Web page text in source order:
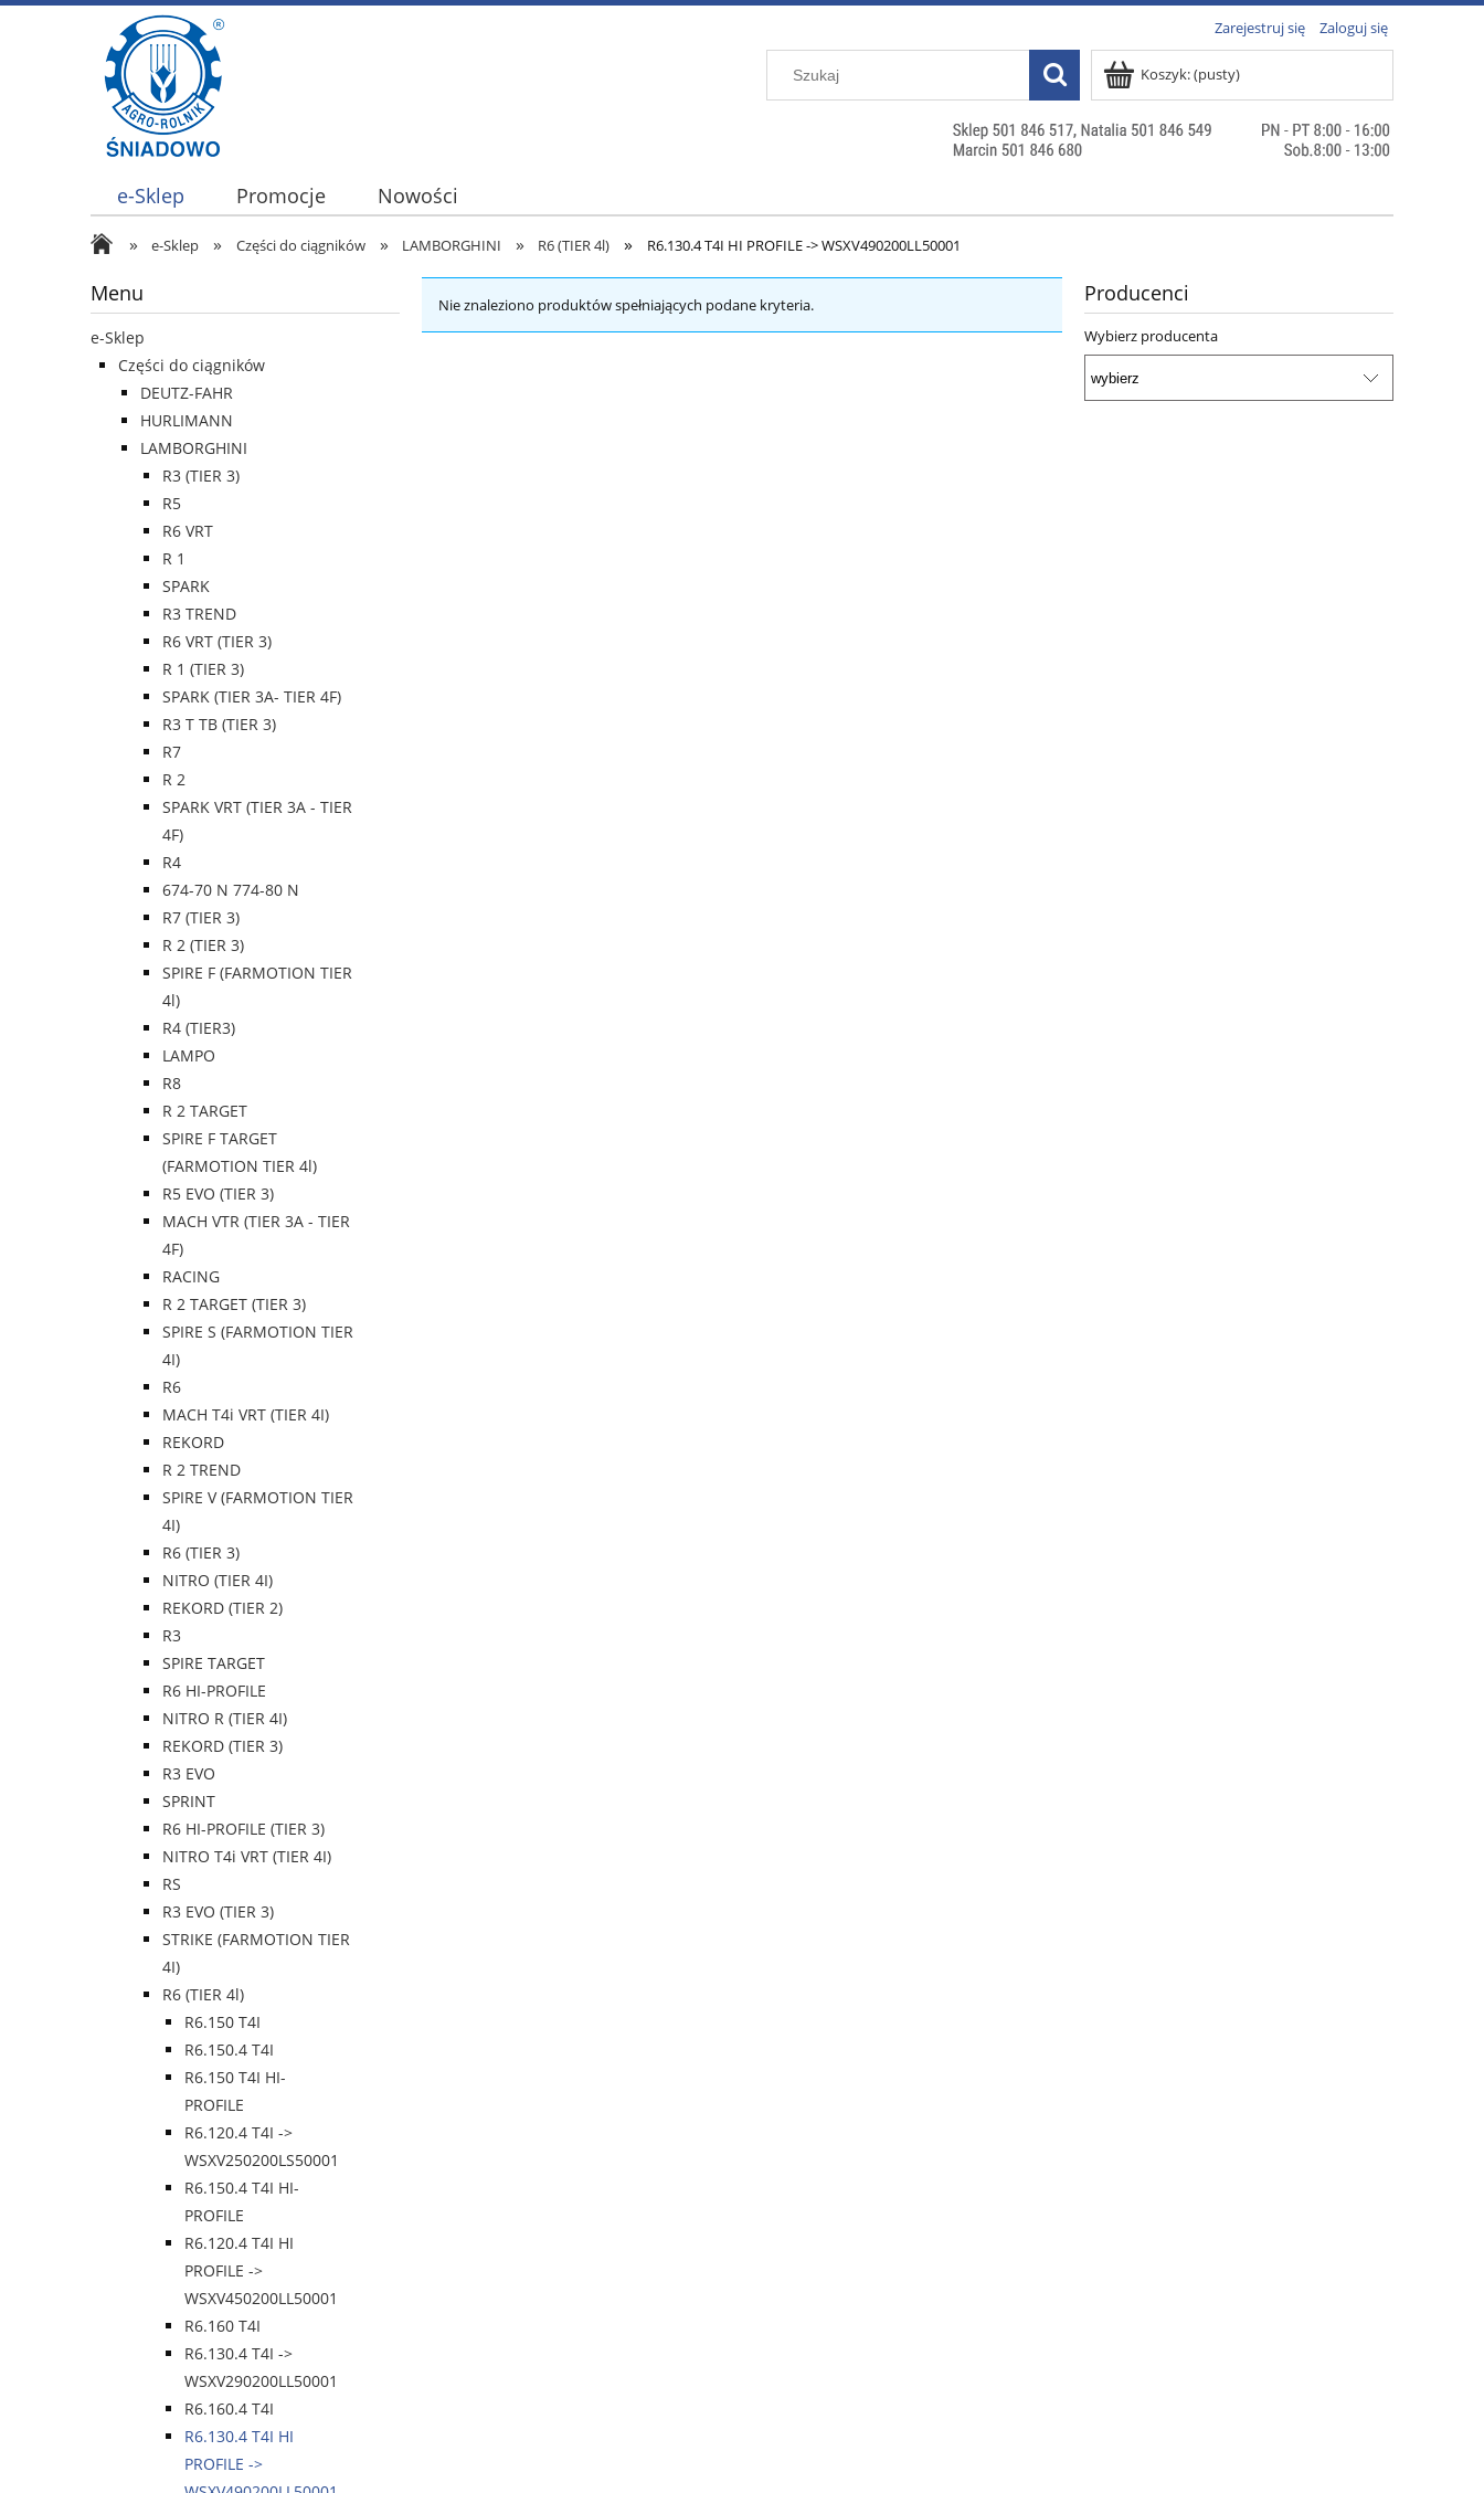
Zarejestruj się Zaloguj się
Koszyk:(pusty)
e-Sklep Promocje Nowości
» e-Sklep » Części do ciągników » LAMBORGHINI » R6 (TIER 4l) » R6.130.4 T4I HI PROFILE -> WSXV490200LL50001
Menu
e-Sklep
Części do ciągników
DEUTZ-FAHR
HURLIMANN
LAMBORGHINI
R3 (TIER 3)
R5
R6 VRT
R 1
SPARK
R3 TREND
R6 VRT (TIER 3)
R 1 (TIER 3)
SPARK (TIER 3A- TIER 4F)
R3 T TB (TIER 3)
R7
R 2
SPARK VRT (TIER 3A - TIER
4F)
R4
674-70 N 774-80 N
R7 (TIER 3)
R 2 (TIER 3)
SPIRE F (FARMOTION TIER
4l)
R4 (TIER3)
LAMPO
R8
R 2 TARGET
SPIRE F TARGET
(FARMOTION TIER 4l)
R5 EVO (TIER 3)
MACH VTR (TIER 3A - TIER
4F)
RACING
R 2 TARGET (TIER 3)
SPIRE S (FARMOTION TIER
4I)
R6
MACH T4i VRT (TIER 4I)
REKORD
R 2 TREND
SPIRE V (FARMOTION TIER
4I)
R6 (TIER 3)
NITRO (TIER 4I)
REKORD (TIER 2)
R3
SPIRE TARGET
R6 HI-PROFILE
NITRO R (TIER 4I)
REKORD (TIER 3)
R3 EVO
SPRINT
R6 HI-PROFILE (TIER 3)
NITRO T4i VRT (TIER 4I)
RS
R3 EVO (TIER 3)
STRIKE (FARMOTION TIER
4I)
R6 (TIER 4l)
R6.150 T4I
R6.150.4 T4I
R6.150 T4I HI-
PROFILE
R6.120.4 T4I ->
WSXV250200LS50001
R6.150.4 T4I HI-
PROFILE
R6.120.4 T4I HI
PROFILE ->
WSXV450200LL50001
R6.160 T4I
R6.130.4 T4I ->
WSXV290200LL50001
R6.160.4 T4I
R6.130.4 T4I HI
PROFILE ->
Nie znaleziono produktów spełniających podane kryteria. Producenci
Wybierz producenta